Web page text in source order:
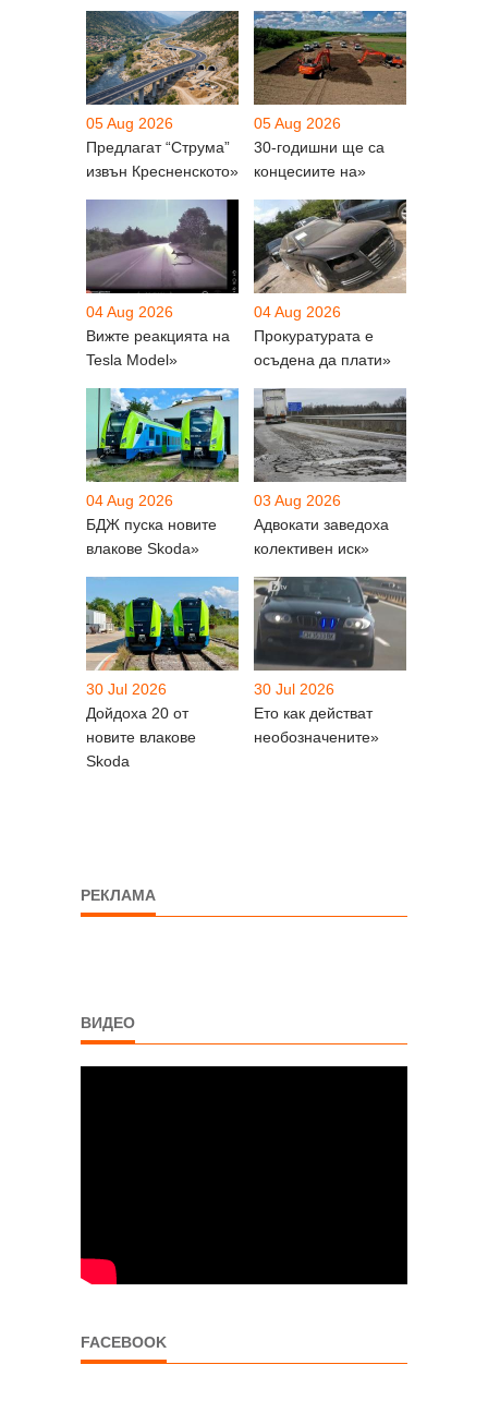
05 Aug 2026
Предлагат “Струма”
извън Кресненското»
05 Aug 2026
30-годишни ще са
концесиите на»
04 Aug 2026
Вижте реакцията на
Tesla Model»
04 Aug 2026
Прокуратурата е
осъдена да плати»
04 Aug 2026
БДЖ пуска новите
влакове Skoda»
03 Aug 2026
Адвокати заведоха
колективен иск»
30 Jul 2026
Дойдоха 20 от
новите влакове
Skoda
30 Jul 2026
Ето как действат
необозначените»
РЕКЛАМА
ВИДЕО
FACEBOOK